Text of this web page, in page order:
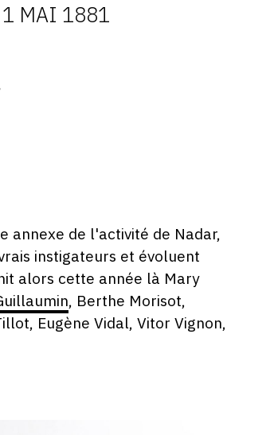
MAI 1881
annexe de l'activité de Nadar,
instigateurs et évoluent
alors cette année là Mary
, Berthe Morisot,
Eugène Vidal, Vitor Vignon,